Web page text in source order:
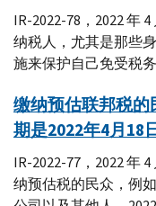
IR-2022-78，2022 年
纳税人，尤其是那些
施来保护自己免受税务
缴纳预估联邦税
期是2022年4月18
IR-2022-77，2022 年
纳预估税的民众，例